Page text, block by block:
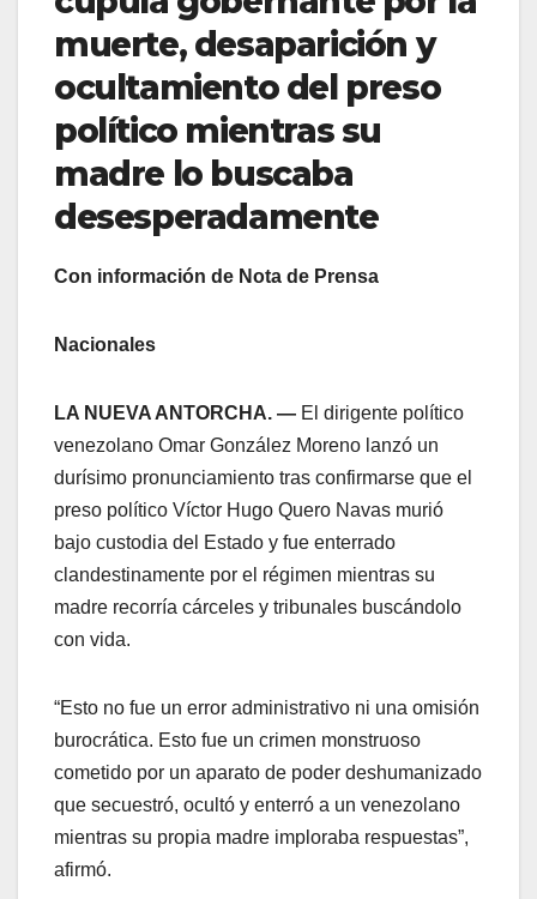
muerte, desaparición y
ocultamiento del preso
político mientras su
madre lo buscaba
desesperadamente
Con información de Nota de Prensa
Nacionales
LA NUEVA ANTORCHA. — El dirigente político
venezolano Omar González Moreno lanzó un
durísimo pronunciamiento tras confirmarse que el
preso político Víctor Hugo Quero Navas murió
bajo custodia del Estado y fue enterrado
clandestinamente por el régimen mientras su
madre recorría cárceles y tribunales buscándolo
con vida.
“Esto no fue un error administrativo ni una omisión
burocrática. Esto fue un crimen monstruoso
cometido por un aparato de poder deshumanizado
que secuestró, ocultó y enterró a un venezolano
mientras su propia madre imploraba respuestas”,
afirmó.